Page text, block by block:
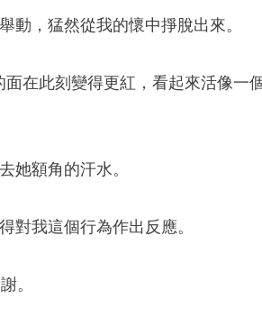
動，猛然從我的懷中掙脫出來。
在此刻變得更紅，看起來活像一
她額角的汗水。
對我這個行為作出反應。
。